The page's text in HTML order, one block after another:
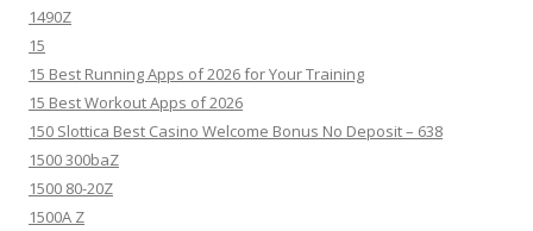
1490Z
15
15 Best Running Apps of 2026 for Your Training
15 Best Workout Apps of 2026
150 Slottica Best Casino Welcome Bonus No Deposit – 638
1500 300baZ
1500 80-20Z
1500A Z